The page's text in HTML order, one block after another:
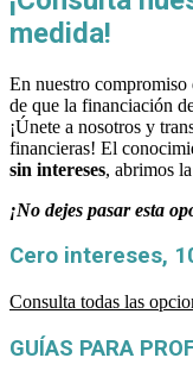
medida!
En nuestro compromiso
de que la financiación
¡Únete a nosotros y
financieras! El
sin intereses, abrimos
¡No dejes pasar esta
Cero intereses,
Consulta todas las
GUÍAS PARA